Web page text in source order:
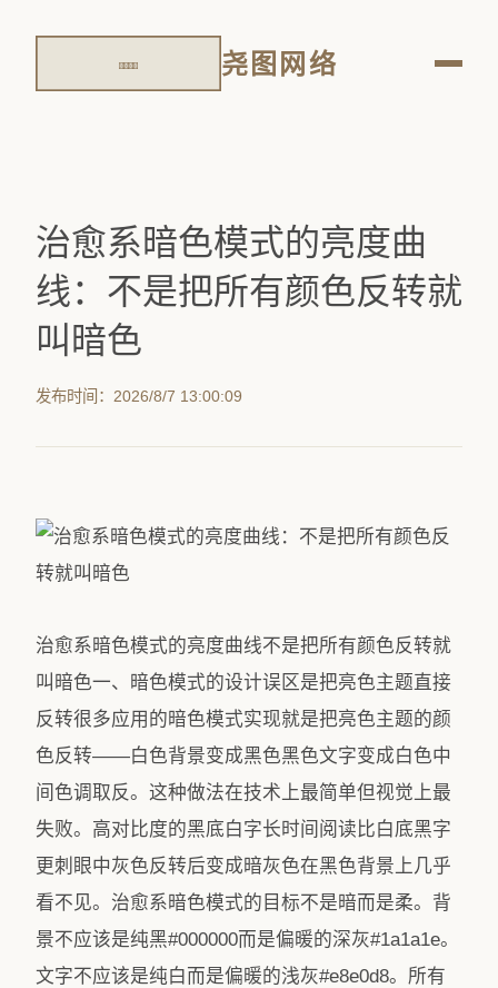
尧图网络
治愈系暗色模式的亮度曲
线：不是把所有颜色反转就
叫暗色
发布时间：2026/8/7 13:00:09
治愈系暗色模式的亮度曲线不是把所有颜色反转就
叫暗色一、暗色模式的设计误区是把亮色主题直接
反转很多应用的暗色模式实现就是把亮色主题的颜
色反转——白色背景变成黑色黑色文字变成白色中
间色调取反。这种做法在技术上最简单但视觉上最
失败。高对比度的黑底白字长时间阅读比白底黑字
更刺眼中灰色反转后变成暗灰色在黑色背景上几乎
看不见。治愈系暗色模式的目标不是暗而是柔。背
景不应该是纯黑#000000而是偏暖的深灰#1a1a1e。
文字不应该是纯白而是偏暖的浅灰#e8e0d8。所有